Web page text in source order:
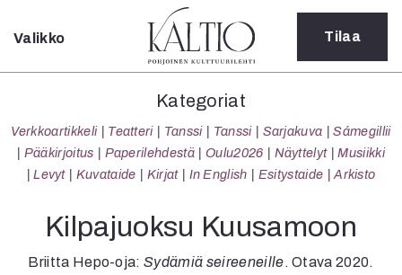
Sulje
Kategoriat
Verkkoartikkeli
Teatteri
Tanssi
Sarjakuva
Sámegillii
Pääkirjoitus
Valikko Tilaa
Kategoriat
Verkkoartikkeli Teatteri Tanssi Tanssi Sarjakuva
Sámegillii
Pääkirjoitus
Paperilehdestä Oulu2026 Näyttelyt
Musiikki
Levyt
Kuvataide Kirjat In English Esitystaide Arkisto
Kilpajuoksu Kuusamoon
Briitta Hepo-oja:Sydämiä seireeneille. Otava 2020.